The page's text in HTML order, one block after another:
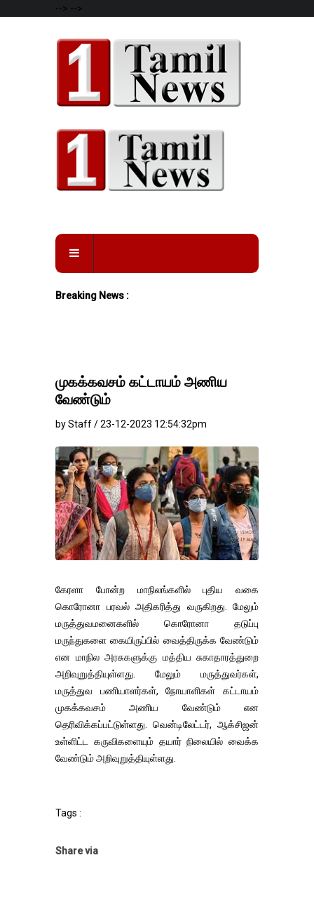
--> -->
Breaking News :
முகக்கவசம் கட்டாயம் அணிய
வேண்டும்
by Staff / 23-12-2023 12:54:32pm
கேரளா போன்ற மாநிலங்களில் புதிய வகை
கொரோனா பரவல் அதிகரித்து வருகிறது. மேலும்
மருத்துவமனைகளில் கொரோனா தடுப்பு
மருந்துகளை கையிருப்பில் வைத்திருக்க வேண்டும்
என மாநில அரசுகளுக்கு மத்திய சுகாதாரத்துறை
அறிவுறுத்தியுள்ளது. மேலும் மருத்துவர்கள்,
மருத்துவ பணியாளர்கள், நோயாளிகள் கட்டாயம்
முகக்கவசம் அணிய வேண்டும் என
தெரிவிக்கப்பட்டுள்ளது. வென்டிலேட்டர், ஆக்சிஜன்
உள்ளிட்ட கருவிகளையும் தயார் நிலையில் வைக்க
வேண்டும் அறிவுறுத்தியுள்ளது.
Tags :
Share via